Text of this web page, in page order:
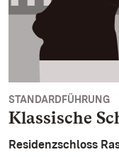
STANDARDFÜHRUNG
Klassische
Residenzschloss